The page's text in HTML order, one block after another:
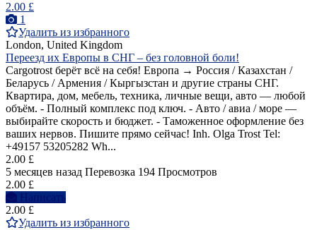
2.00 £
1
Удалить из избранного
London, United Kingdom
Переезд их Европы в СНГ – без головной боли!
Cargotrost берёт всё на себя! Европа → Россия / Казахстан /
Беларусь / Армения / Кыргызстан и другие страны СНГ.
Квартира, дом, мебель, техника, личные вещи, авто — любой
объём. - Полный комплекс под ключ. - Авто / авиа / море —
выбирайте скорость и бюджет. - Таможенное оформление без
ваших нервов. Пишите прямо сейчас! Inh. Olga Trost Tel:
+49157 53205282 Wh...
2.00 £
5 месяцев назад Перевозка 194 Просмотров
2.00 £
Написать
2.00 £
Удалить из избранного